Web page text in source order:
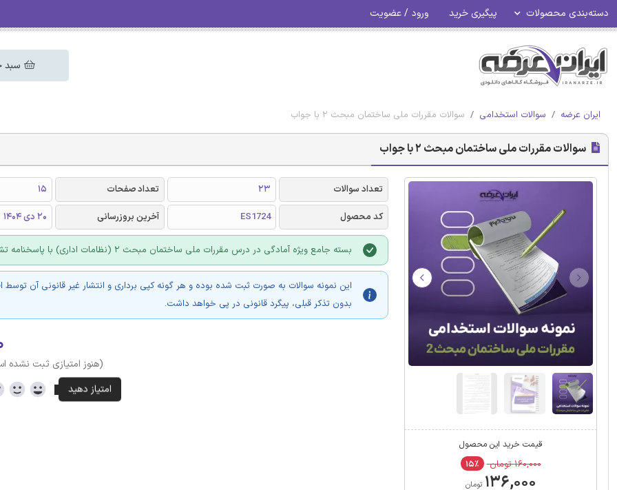
دسته‌بندی محصولات پیگیری خرید ورود / عضویت
سبد
ایران عرضه سوالات استخدامی سوالات مقررات ملی ساختمان مبحث 2 با جواب
سوالات مقررات ملی ساختمان مبحث 2 با جواب
قیمت خرید این محصول
۱۶۰,۰۰۰ تومان ۱۵٪
۱۳۶,۰۰۰ تومان
تعداد سوالات 23 تعداد صفحات
15
کد محصول
ES1724 آخرین بروزرسانی 20 دی 1404
بسته جامع ویژه آمادگی در درس مقررات ملی ساختمان مبحث 2 (نظامات اداری) با پاسخنامه تشریحی
این نمونه سوالات به صورت ثبت شده بوده و هر گونه کپی برداری و انتشار غیر قانونی آن توسط
بدون تذکر قبلی، پیگرد قانونی در پی خواهد داشت.
(هنوز امتیازی ثبت نشده